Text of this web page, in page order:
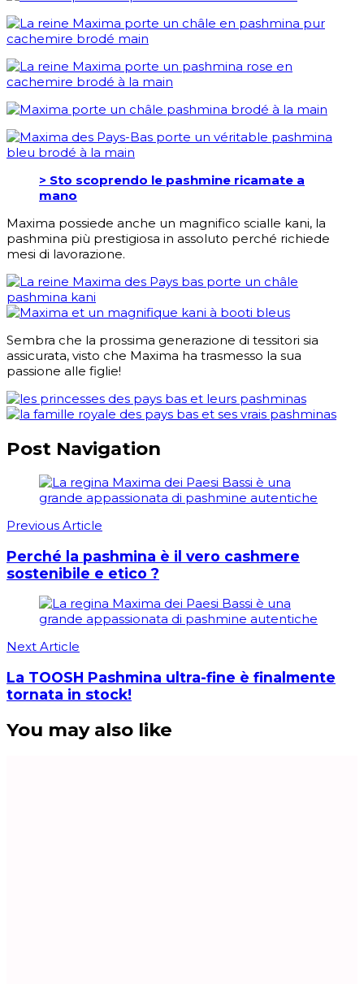
> Sto scoprendo le pashmine ricamate a
mano
Maxima possiede anche un magnifico scialle kani, la
pashmina più prestigiosa in assoluto perché richiede
mesi di lavorazione.
Sembra che la prossima generazione di tessitori sia
assicurata, visto che Maxima ha trasmesso la sua
passione alle figlie!
Post Navigation
Previous Article
Perché la pashmina è il vero cashmere
sostenibile e etico ?
Next Article
La TOOSH Pashmina ultra-fine è finalmente
tornata in stock!
You may also like